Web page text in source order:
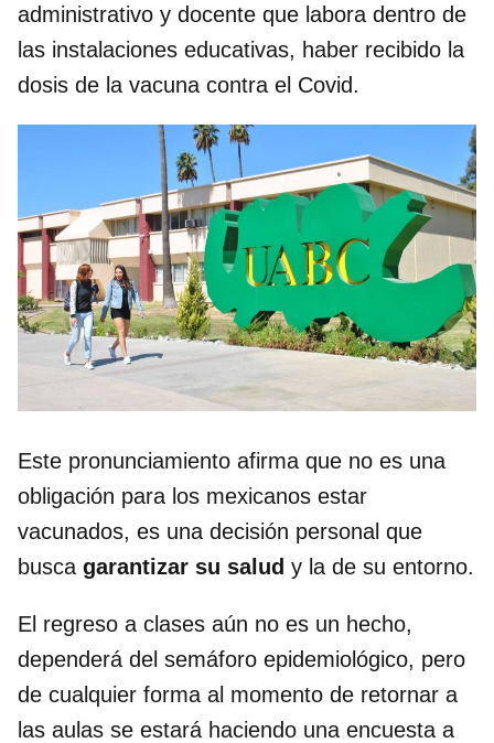
administrativo y docente que labora dentro de
las instalaciones educativas, haber recibido la
dosis de la vacuna contra el Covid.
Este pronunciamiento afirma que no es una
obligación para los mexicanos estar
vacunados, es una decisión personal que
busca garantizar su salud y la de su entorno.
El regreso a clases aún no es un hecho,
dependerá del semáforo epidemiológico, pero
de cualquier forma al momento de retornar a
las aulas se estará haciendo una encuesta a